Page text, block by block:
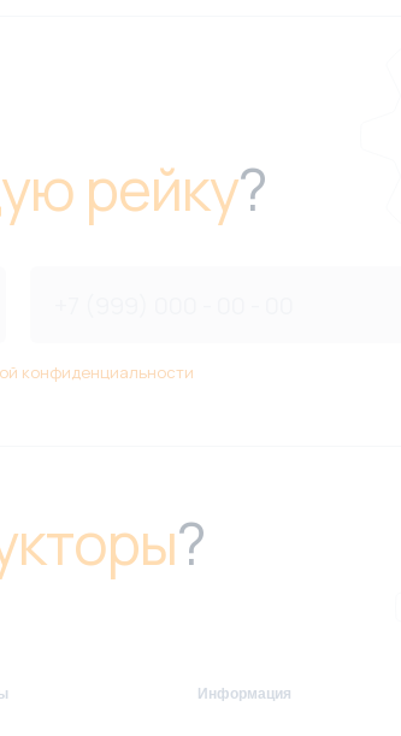
рейку?
конфиденциальности
?
Информация